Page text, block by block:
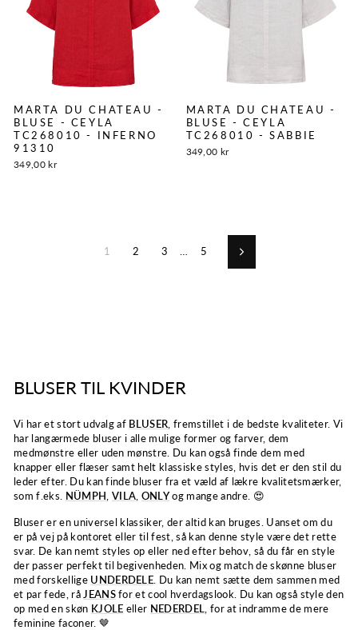
MARTA DU CHATEAU -
BLUSE - CEYLA
TC268010 - INFERNO
91310
349,00 kr
MARTA DU CHATEAU -
BLUSE - CEYLA
TC268010 - SABBIE
349,00 kr
1 2 3 5 Næste
BLUSER TIL KVINDER
Vi har et stort udvalg af BLUSER , fremstillet i de bedste kvaliteter. Vi
har langærmede bluser i alle mulige former og farver, dem
medmønstre eller uden mønstre. Du kan også finde dem med
knapper eller flæser samt helt klassiske styles, hvis det er den stil du
leder efter. Du kan finde bluser fra et væld af lækre kvalitetsmærker,
som f.eks. NÜMPH VILA ONLYog mange andre. 😍
Bluser er en universel klassiker, der altid kan bruges. Uanset om du
er på vej på kontoret eller til fest, så kan denne style være det rette
svar. De kan nemt styles op eller ned efter behov, så du får en style
der passer perfekt til begivenheden. Mix og match de skønne bluser
med forskellige UNDERDELE . Du kan nemt sætte dem sammen med
et par fede, rå JEANSfor et cool hverdagslook. Du kan også style den
op med en skøn KJOLE eller NEDERDEL
, for at indramme de mere
feminine faconer. 🤎